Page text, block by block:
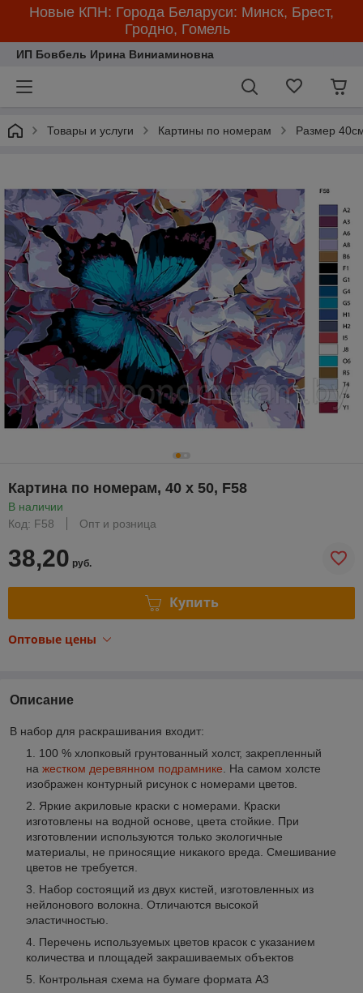
Новые КПН: Города Беларуси: Минск, Брест,
Гродно, Гомель
ИП Бовбель Ирина Виниаминовна
Товары и услуги Картины по номерам Размер
Картина по номерам, 40 x 50, F58
В наличии
Код: F58
Опт и розница
38,20 руб.
Купить
Оптовые цены
Описание
В набор для раскрашивания входит:
100 % хлопковый грунтованный холст, закрепленный
на жестком деревянном подрамнике . На самом холсте
изображен контурный рисунок с номерами цветов.
Яркие акриловые краски с номерами. Краски
изготовлены на водной основе, цвета стойкие. При
изготовлении используются только экологичные
материалы, не приносящие никакого вреда. Смешивание
цветов не требуется.
Набор состоящий из двух кистей, изготовленных из
нейлонового волокна. Отличаются высокой
эластичностью.
Перечень используемых цветов красок с указанием
количества и площадей закрашиваемых объектов
Контрольная схема на бумаге формата А3